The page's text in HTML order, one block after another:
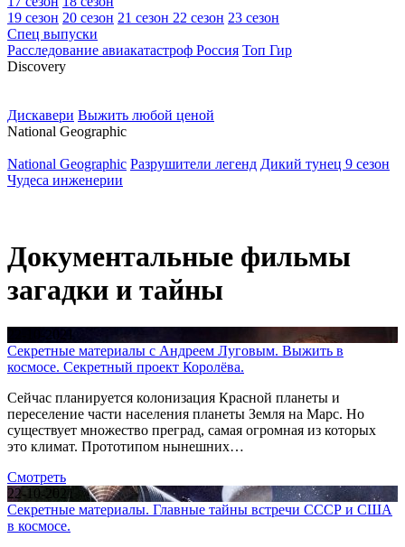
19 сезон 20 сезон 21 сезон 22 сезон 23 сезон
Спец выпуски
Расследование авиакатастроф Россия Топ Гир
Discovery
Дискавери Выжить любой ценой
National Geographic
National Geographic Разрушители легенд Дикий тунец 9 сезон
Чудеса инженерии
Документальные фильмы
загадки и тайны
22-10-2021
Секретные материалы с Андреем Луговым. Выжить в
космосе. Секретный проект Королёва.
Сейчас планируется колонизация Красной планеты и
переселение части населения планеты Земля на Марс. Но
существует множество преград, самая огромная из которых
это климат. Прототипом нынешних…
Смотреть
22-10-2021
Секретные материалы. Главные тайны встречи СССР и США
в космосе.